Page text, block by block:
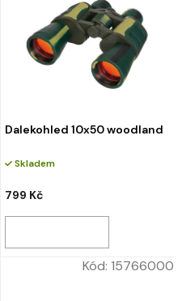
Dalekohled 10x50 woodland
Skladem
799 Kč
Kód: 15766000